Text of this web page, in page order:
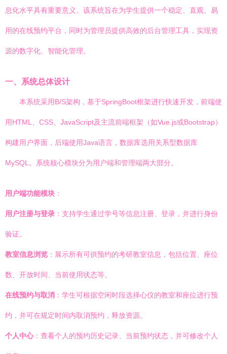
息化水平具有重要意义。该系统旨在为学生提供一个稳定、直观、易
用的在线预约平台，同时为管理员提供高效的后台管理工具，实现资
源的数字化、智能化管理。
一、系统总体设计
本系统采用B/S架构，基于SpringBoot框架进行快速开发，前端使
用HTML、CSS、JavaScript及主流前端框架（如Vue.js或Bootstrap）
构建用户界面，后端使用Java语言，数据库选用关系型数据库
MySQL。系统核心模块分为用户端和管理端两大部分。
用户端功能模块 ：
用户注册与登录 ：支持学生通过学号等信息注册、登录，并进行身份
验证。
教室信息浏览 ：展示所有可供预约的考研教室信息，包括位置、座位
数、开放时间、当前使用状态等。
在线预约与取消 ：学生可根据空闲时段选择心仪的教室和座位进行预
约，并可在规定时间内取消预约，释放资源。
个人中心：查看个人的预约历史记录、当前预约状态，并可修改个人